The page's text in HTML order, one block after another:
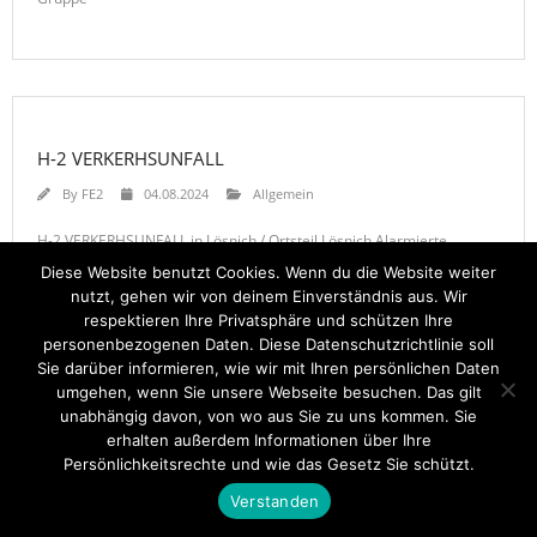
H-2 VERKERHSUNFALL
By FE2 04.08.2024 Allgemein
H-2 VERKERHSUNFALL in Lösnich / Ortsteil Lösnich Alarmierte
Einheiten: FEZ-Kues FF-Zeltingen-Rachtig-Gruppe FF-Erden-Lösnich
BeKu WL Gruppe
Startseite Einsätze Mitglied werden Über uns
Kontakt
Think Up Themes Ltd. Powered by
Diese Website benutzt Cookies. Wenn du die Website weiter
nutzt, gehen wir von deinem Einverständnis aus. Wir
respektieren Ihre Privatsphäre und schützen Ihre
personenbezogenen Daten. Diese Datenschutzrichtlinie soll
Sie darüber informieren, wie wir mit Ihren persönlichen Daten
umgehen, wenn Sie unsere Webseite besuchen. Das gilt
unabhängig davon, von wo aus Sie zu uns kommen. Sie
erhalten außerdem Informationen über Ihre
Persönlichkeitsrechte und wie das Gesetz Sie schützt.
Verstanden